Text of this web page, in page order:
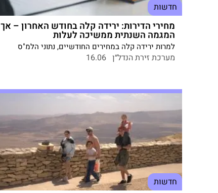
חדשות
מחירי הדירות: ירידה קלה בחודש האחרון – אך
המגמה השנתית ממשיכה לעלות
למרות ירידה קלה במחירים החודשיים, נתוני הלמ"ס
מעידים על מגמת עלייה שנתית בשוק הנדל"ן – ובפרט
מערכת זירת הנדל״ן 16.06
חדשות